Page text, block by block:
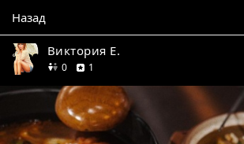
Назад
Виктория Е.
0друзей
1